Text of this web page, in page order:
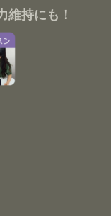
維持にも！